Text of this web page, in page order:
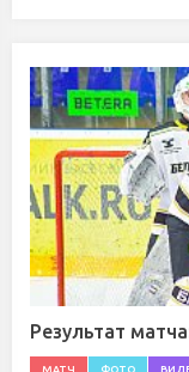
Результат
МАТЧ ФОТО